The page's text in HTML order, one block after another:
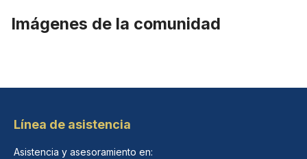
Imágenes de la comunidad
Línea de asistencia
Asistencia y asesoramiento en: